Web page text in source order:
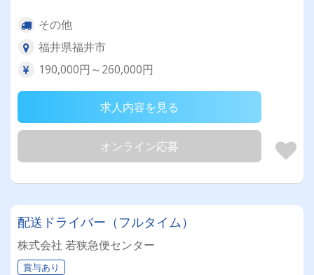
その他
福井県福井市
190,000円～260,000円
求人内容を見る
オンライン応募
配送ドライバー（フルタイム）
株式会社 若狭急便センター
賞与あり